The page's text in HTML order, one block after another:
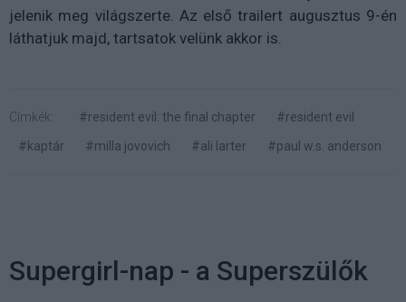
jelenik meg világszerte. Az első trailert augusztus 9-én
láthatjuk majd, tartsatok velünk akkor is.
Címkék: #resident evil: the final chapter
#resident evil
#kaptár
#milla jovovich #ali larter #paul w.s. anderson
Supergirl-nap - a Superszülők